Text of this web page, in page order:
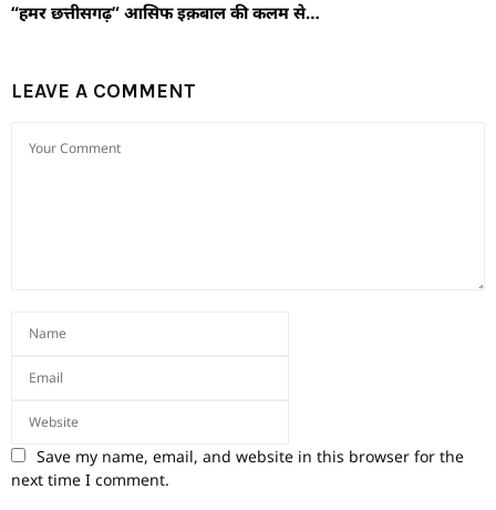
“हमर छत्तीसगढ़” आसिफ इक़बाल की कलम से…
LEAVE A COMMENT
Save my name, email, and website in this browser for the
next time I comment.